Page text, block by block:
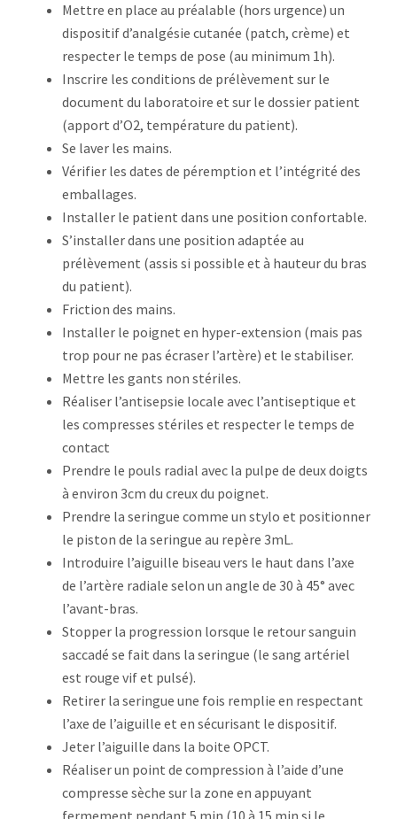
Mettre en place au préalable (hors urgence) un
dispositif d’analgésie cutanée (patch, crème) et
respecter le temps de pose (au minimum 1h).
Inscrire les conditions de prélèvement sur le
document du laboratoire et sur le dossier patient
(apport d’O2, température du patient).
Se laver les mains.
Vérifier les dates de péremption et l’intégrité des
emballages.
Installer le patient dans une position confortable.
S’installer dans une position adaptée au
prélèvement (assis si possible et à hauteur du bras
du patient).
Friction des mains.
Installer le poignet en hyper-extension (mais pas
trop pour ne pas écraser l’artère) et le stabiliser.
Mettre les gants non stériles.
Réaliser l’antisepsie locale avec l’antiseptique et
les compresses stériles et respecter le temps de
contact
Prendre le pouls radial avec la pulpe de deux doigts
à environ 3cm du creux du poignet.
Prendre la seringue comme un stylo et positionner
le piston de la seringue au repère 3mL.
Introduire l’aiguille biseau vers le haut dans l’axe
de l’artère radiale selon un angle de 30 à 45° avec
l’avant-bras.
Stopper la progression lorsque le retour sanguin
saccadé se fait dans la seringue (le sang artériel
est rouge vif et pulsé).
Retirer la seringue une fois remplie en respectant
l’axe de l’aiguille et en sécurisant le dispositif.
Jeter l’aiguille dans la boite OPCT.
Réaliser un point de compression à l’aide d’une
compresse sèche sur la zone en appuyant